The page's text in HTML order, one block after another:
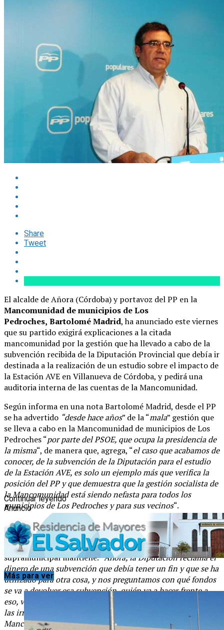
Share
Tweet
El alcalde de Añora (Córdoba) y portavoz del PP en la
Mancomunidad de municipios de Los
Pedroches, Bartolomé Madrid, ha anunciado este viernes
que su partido exigirá explicaciones a la citada
mancomunidad por la gestión que ha llevado a cabo de la
subvención recibida de la Diputación Provincial que debía ir
destinada a la realización de un estudio sobre el impacto de
la Estación AVE en Villanueva de Córdoba, y pedirá una
auditoria interna de las cuentas de la Mancomunidad.
Según informa en una nota Bartolomé Madrid, desde el PP
se ha advertido “desde hace años” de la “mala” gestión que
se lleva a cabo en la Mancomunidad de municipios de Los
Pedroches “por parte del PSOE, que ocupa la presidencia de
la misma“, de manera que, agrega, “el caso que acabamos de
conocer, de la subvención de la Diputación para el estudio
de la Estación AVE, es solo un ejemplo más que verifica la
posición del PP y que demuestra que la gestión socialista de
la Mancomunidad está siendo nefasta para todos los
municipios de Los Pedroches y para sus vecinos“.
Ante esto el alcalde noriego ha recordado que los
municipios que forman parte de la Mancomunidad llevan
años haciendo frente a la deuda que esta institución
supramunicipal mantiene. “Ahora, la Diputación reclama el
dinero de una subvención que debía tener un fin y que se ha
utilizado para otra cosa, y nos preguntamos con qué fondos
se va a devolver esa subvención, quién va a hacer frente a
eso, volverán a pedir a los ayuntamientos que carguen con
las irresponsabilidades de los socialistas al frente de la
Mancomunidad“, cuestiona Bartolomé Madrid.
Continuar leyendo
Anuncio
Más para ver